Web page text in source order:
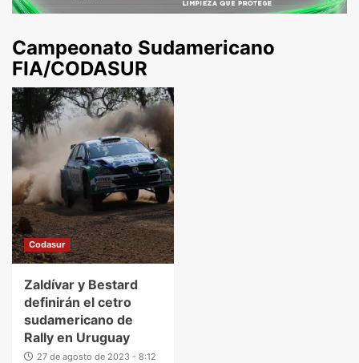
Campeonato Sudamericano
FIA/CODASUR
Codasur
Zaldívar y Bestard
definirán el cetro
sudamericano de
Rally en Uruguay
27 de agosto de 2023 - 8:12